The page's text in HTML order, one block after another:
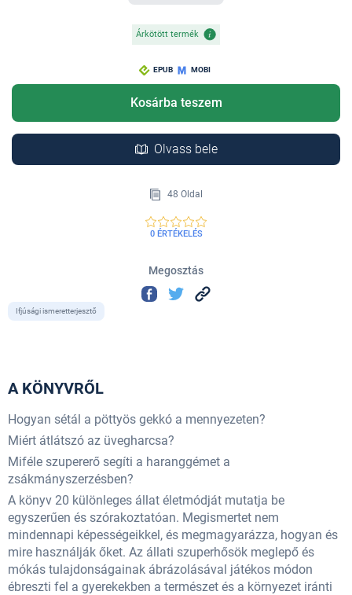
Árkötött termék
EPUB MOBI
Kosárba teszem
Olvass bele
48 Oldal
0 ÉRTÉKELÉS
Megosztás
Ifjúsági ismeretterjesztő
A KÖNYVRŐL
Hogyan sétál a pöttyös gekkó a mennyezeten?
Miért átlátszó az üvegharcsa?
Miféle szupererő segíti a haranggémet a
zsákmányszerzésben?
A könyv 20 különleges állat életmódját mutatja be
egyszerűen és szórakoztatóan. Megismertet nem
mindennapi képességeikkel, és megmagyarázza, hogyan és
mire használják őket. Az állati szuperhősök meglepő és
mókás tulajdonságainak ábrázolásával játékos módon
ébreszti fel a gyerekekben a természet és a környezet iránti